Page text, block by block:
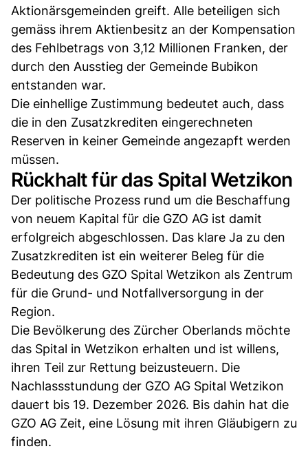
Aktionärsgemeinden greift. Alle beteiligen sich
gemäss ihrem Aktienbesitz an der Kompensation
des Fehlbetrags von 3,12 Millionen Franken, der
durch den Ausstieg der Gemeinde Bubikon
entstanden war.
Die einhellige Zustimmung bedeutet auch, dass
die in den Zusatzkrediten eingerechneten
Reserven in keiner Gemeinde angezapft werden
müssen.
Rückhalt für das Spital Wetzikon
Der politische Prozess rund um die Beschaffung
von neuem Kapital für die GZO AG ist damit
erfolgreich abgeschlossen. Das klare Ja zu den
Zusatzkrediten ist ein weiterer Beleg für die
Bedeutung des GZO Spital Wetzikon als Zentrum
für die Grund- und Notfallversorgung in der
Region.
Die Bevölkerung des Zürcher Oberlands möchte
das Spital in Wetzikon erhalten und ist willens,
ihren Teil zur Rettung beizusteuern. Die
Nachlassstundung der GZO AG Spital Wetzikon
dauert bis 19. Dezember 2026. Bis dahin hat die
GZO AG Zeit, eine Lösung mit ihren Gläubigern zu
finden.